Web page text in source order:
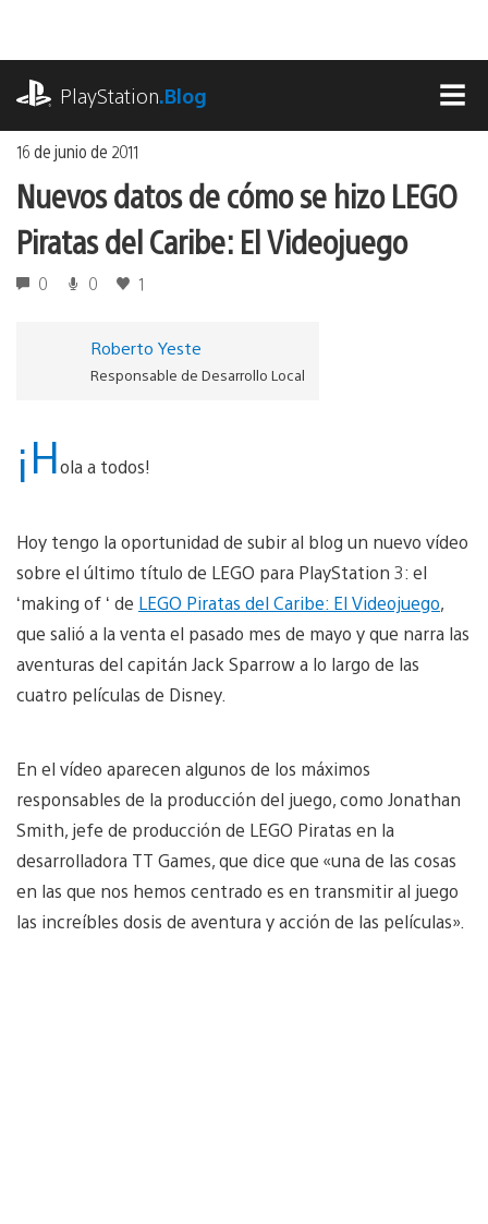
contenido
PlayStation.Blog
16 de junio de 2011
Nuevos datos de cómo se hizo LEGO
Piratas del Caribe: El Videojuego
0 0 1
Roberto Yeste
Responsable de Desarrollo Local
¡Hola a todos!
Hoy tengo la oportunidad de subir al blog un nuevo vídeo
sobre el último título de LEGO para PlayStation 3: el
‘making of ‘ de LEGO Piratas del Caribe: El Videojuego,
que salió a la venta el pasado mes de mayo y que narra las
aventuras del capitán Jack Sparrow a lo largo de las
cuatro películas de Disney.
En el vídeo aparecen algunos de los máximos
responsables de la producción del juego, como Jonathan
Smith, jefe de producción de LEGO Piratas en la
desarrolladora TT Games, que dice que «una de las cosas
en las que nos hemos centrado es en transmitir al juego
las increíbles dosis de aventura y acción de las películas».